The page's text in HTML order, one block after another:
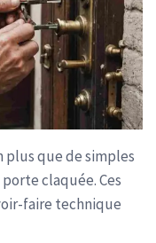
plus que de simples
claquée. Ces
faire technique